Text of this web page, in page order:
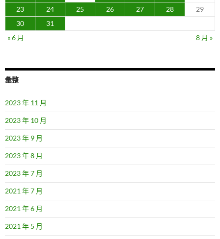
23 24 25 26 27 28
29
30
31
« 6 月
8 月 »
彙整
2023 年 11 月
2023 年 10 月
2023 年 9 月
2023 年 8 月
2023 年 7 月
2021 年 7 月
2021 年 6 月
2021 年 5 月